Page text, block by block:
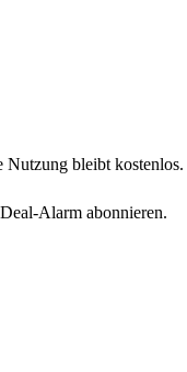
Nutzung bleibt kostenlos.
Alarm abonnieren.